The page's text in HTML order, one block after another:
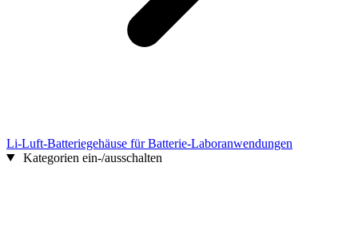
Li-Luft-Batteriegehäuse für Batterie-Laboranwendungen
Kategorien ein-/ausschalten